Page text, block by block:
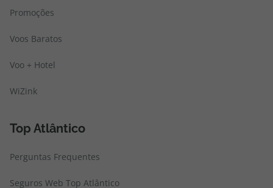
Promoções
Voos Baratos
Voo + Hotel
WiZink
Top Atlântico
Perguntas Frequentes
Seguros Web Top Atlântico